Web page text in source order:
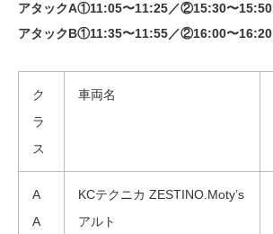
アタックA①11:05〜11:25／②15:30〜15:50
アタックB①11:35〜11:55／②16:00〜16:20
ク
ラ
ス
車両名
A
A
KCテクニカ ZESTINO.Moty’s
アルト